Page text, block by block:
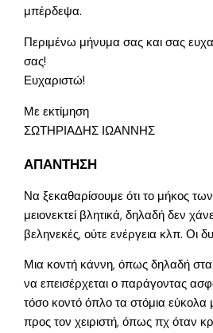
μπέρδεψα.
Περιμένω μήνυμα σας και σας
σας!
Ευχαριστώ!
Με εκτίμηση
ΣΩΤΗΡΙΑΔΗΣ ΙΩΑΝΝΗΣ
ΑΠΑΝΤΗΣΗ
Να ξεκαθαρίσουμε ότι το μήκος
μειονεκτεί βλητικά, δηλαδή δεν
βεληνεκές, ούτε ενέργεια κλπ. Οι
Μια κοντή κάννη, όπως δηλαδή στα
να επεισέρχεται ο παράγοντας
τόσο κοντό όπλο τα στόμια εύκολα
προς τον χειριστή, όπως πχ όταν